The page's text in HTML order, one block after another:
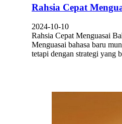
Rahsia Cepat
2024-10-10
Rahsia Cepat Menguasai
Menguasai bahasa baru
tetapi dengan strategi yang